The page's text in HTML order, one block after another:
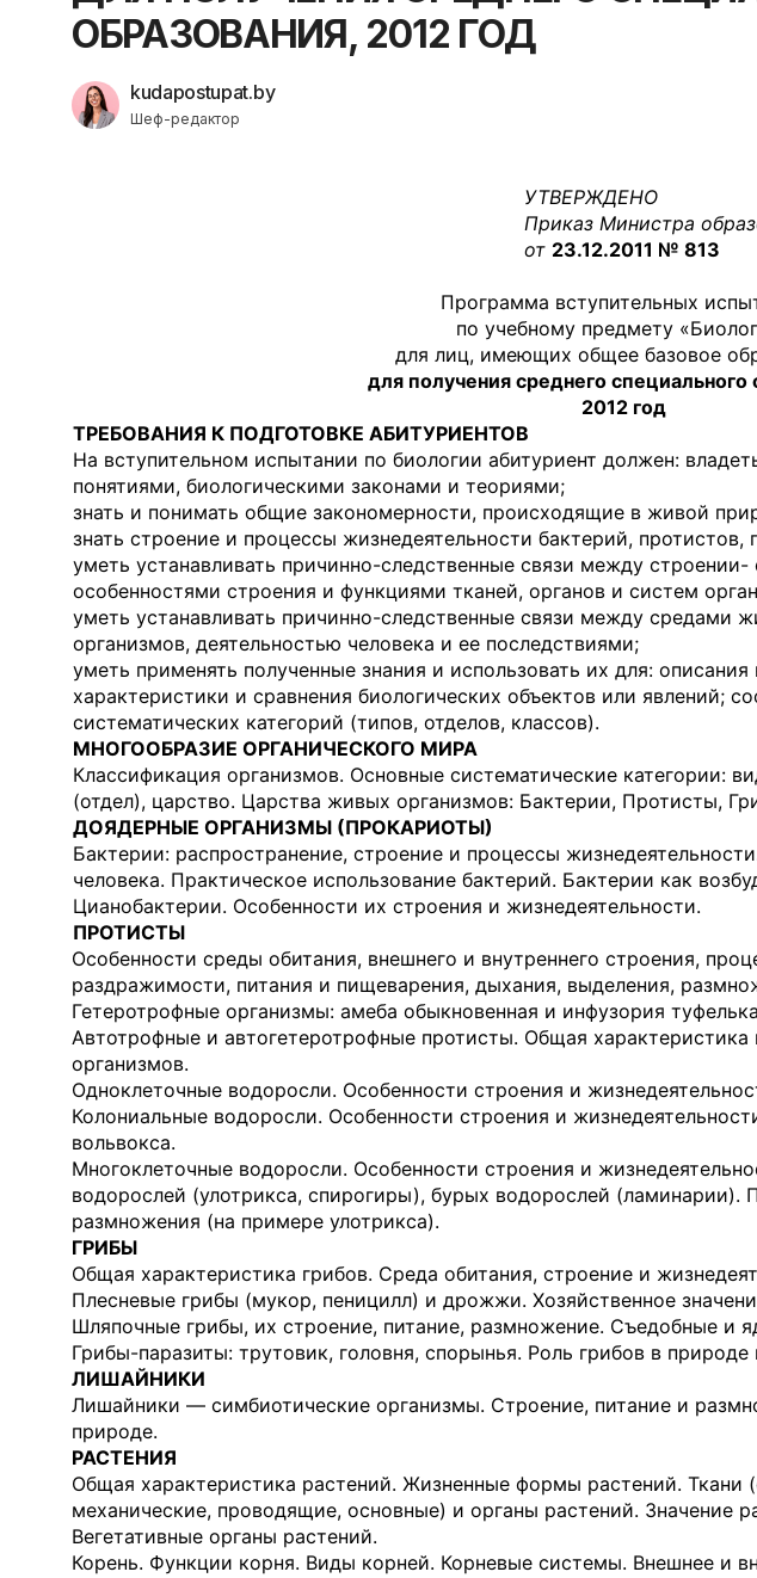
ОБРАЗОВАНИЯ, 2012 ГОД
kudapostupat.by
Шеф-редактор
УТВЕРЖДЕНО
Приказ Министра
от 23.12.2011 № 813
Программа вступительных
по учебному предмету
для лиц, имеющих общее базовое
для получения среднего специального
2012 год
ТРЕБОВАНИЯ К ПОДГОТОВКЕ АБИТУРИЕНТОВ
На вступительном испытании по биологии абитуриент должен:
понятиями, биоло­гическими законами и теориями;
знать и понимать общие закономерности, происходящие в живой
знать строение и процессы жизнедеятельности бактерий,
уметь устанавливать причинно-следственные связи между
особенностями строения и функция­ми тканей, органов и систем
уметь устанавливать причинно-следственные связи между средами
организмов, деятельностью человека и ее последствиями;
уметь применять полученные знания и использовать их для:
характеристики и сравнения биологических объектов или явлений;
систематических категорий (типов, отделов, классов).
МНОГООБРАЗИЕ ОРГАНИЧЕСКОГО МИРА
Классификация организмов. Основные систематические категории:
(отдел), царство. Царства живых организмов: Бактерии, Протисты,
ДОЯДЕРНЫЕ ОРГАНИЗМЫ (ПРОКАРИОТЫ)
Бактерии: распространение, строение и процессы
человека. Практическое исполь­зование бактерий. Бактерии как
Цианобактерии. Особенности их строения и жизнедеятельности.
ПРОТИСТЫ
Особенности среды обитания, внешнего и внутреннего строения,
раздражимости, питания и пищеварения, дыхания, выделения,
Гетеротрофные организмы: амеба обыкновенная и инфузория
Автотрофные и автогетеротрофные протисты. Общая
организмов.
Одноклеточные водоросли. Особенности строения и
Колониальные водоросли. Особенности строения и
вольвокса.
Многоклеточные водоросли. Особенности строения и
водорослей (улотрикса, спирогиры), бурых водорослей (ламинарии).
размножения (на примере улотрикса).
ГРИБЫ
Общая характеристика грибов. Среда обитания, строение и
Плесневые грибы (мукор, пеницилл) и дрожжи. Хозяйственное
Шляпочные грибы, их строение, питание, размножение. Съедобные и
Грибы-паразиты: трутовик, головня, спорынья. Роль грибов в
ЛИШАЙНИКИ
Лишайники — симбиотические организмы. Строение, питание и
природе.
РАСТЕНИЯ
Общая характеристика растений. Жизненные формы растений. Ткани
механические, проводящие, основные) и органы растений. Значение
Вегетативные органы растений.
Корень. Функции корня. Виды корней. Корневые системы. Внешнее и